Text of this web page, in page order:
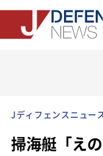
Jディフェンスニュー
掃海艇「え